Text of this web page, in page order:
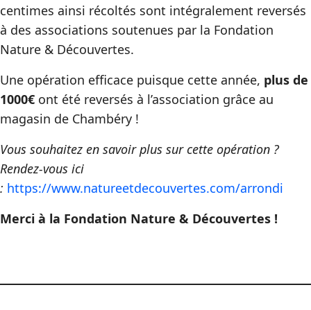
centimes ainsi récoltés sont intégralement reversés
à des associations soutenues par la Fondation
Nature & Découvertes.
Une opération efficace puisque cette année, plus de
1000€ ont été reversés à l’association grâce au
magasin de Chambéry !
Vous souhaitez en savoir plus sur cette opération ?
Rendez-vous ici
: https://www.natureetdecouvertes.com/arrondi
Merci à la Fondation Nature & Découvertes !